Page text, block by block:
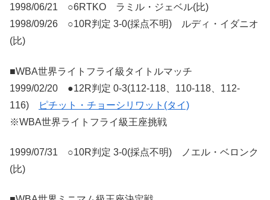
1998/06/21 ○6RTKO ラミル・ジェベル(比)
1998/09/26 ○10R判定 3-0(採点不明) ルディ・イダニオ
(比)
■WBA世界ライトフライ級タイトルマッチ
1999/02/20 ●12R判定 0-3(112-118、110-118、112-
116)
ピチット・チョーシリワット(タイ)
※WBA世界ライトフライ級王座挑戦
1999/07/31 ○10R判定 3-0(採点不明) ノエル・ベロンク
(比)